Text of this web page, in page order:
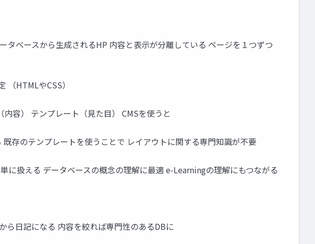
ベースから生成されるHP 内容と表示が分離している ページを１つずつ
HTMLやCSS）
容） テンプレート（見た目） CMSを使うと
存のテンプレートを使うことで レイアウトに関する専門知識が不要
に扱える データベースの概念の理解に最適 e-Learningの理解にもつながる
ら日記になる 内容を絞れば専門性のあるDBに